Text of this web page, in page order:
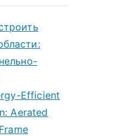
Efficient
Aerated